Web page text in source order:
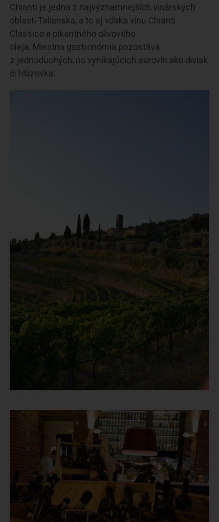
Chianti je jedna z najvýznamnejších vinárských
oblastí Talianska, a to aj vďaka vínu Chianti
Classico a pikantného olivového
oleja. Miestna gastronómia pozostáva
z jednoduchých, no vynikajúcich surovín ako diviak
či hľúzovka.